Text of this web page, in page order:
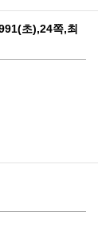
초),24쪽,최